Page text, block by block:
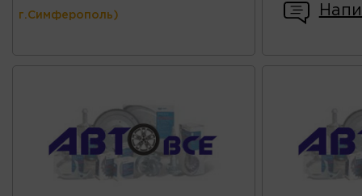
г.Симферополь)